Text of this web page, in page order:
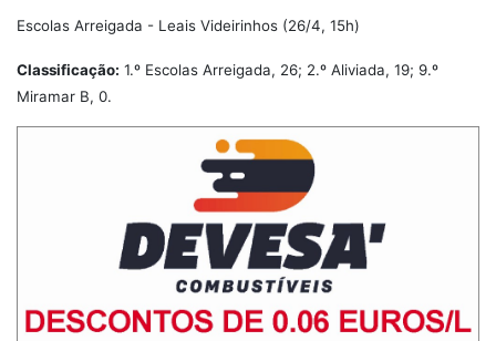
Escolas Arreigada - Leais Videirinhos (26/4, 15h)
Classificação: 1.º Escolas Arreigada, 26; 2.º Aliviada, 19; 9.º
Miramar B, 0.